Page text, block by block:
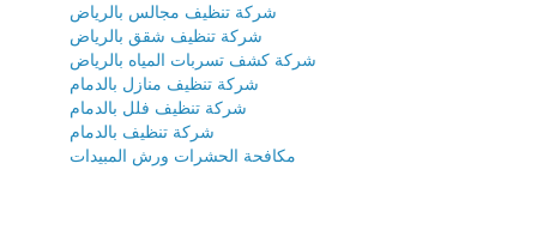
شركة تنظيف مجالس بالرياض
شركة تنظيف شقق بالرياض
شركة كشف تسربات المياه بالرياض
شركة تنظيف منازل بالدمام
شركة تنظيف فلل بالدمام
شركة تنظيف بالدمام
مكافحة الحشرات ورش المبيدات